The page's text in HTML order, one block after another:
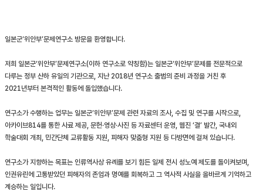
일본군‘위안부’문제연구소 방문을 환영합니다.
저희 일본군‘위안부’문제연구소(이하 연구소로 약칭함)는 일본군‘위안부’문제를 전문적으로
다루는 정부 산하 유일의 기관으로, 지난 2018년 연구소 출범의 준비 과정을 거친 후
2021년부터 본격적인 활동에 돌입했습니다.
연구소가 수행하는 업무는 일본군‘위안부’문제 관련 자료의 조사, 수집 및 연구를 시작으로,
아카이브814를 통한 사료 제공, 문헌·영상·사진 등 자료센터 운영, 웹진 ‘결’ 발간, 국내외
학술대회 개최, 민간단체 교류활동 지원, 피해자 맞춤형 지원 등 다방면에 걸쳐 있습니다.
연구소가 지향하는 목표는 인류역사상 유례를 보기 힘든 일제 전시 성노예 제도를 돌이켜보며,
인권유린에 고통받았던 피해자의 존엄과 명예를 회복하고 그 역사적 사실을 올바르게 기억하고
계승하는 일입니다.